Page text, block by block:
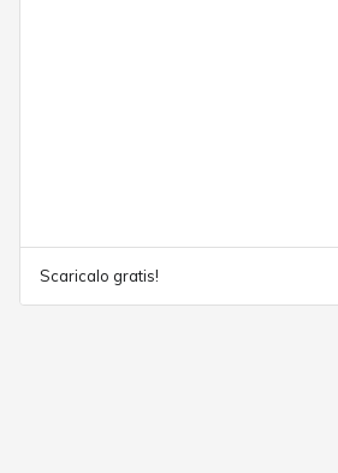
Scaricalo gratis!